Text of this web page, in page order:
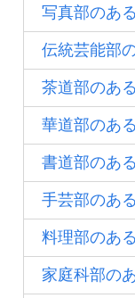
写真部のあ
伝統芸能部
茶道部のあ
華道部のあ
書道部のあ
手芸部のあ
料理部のあ
家庭科部の